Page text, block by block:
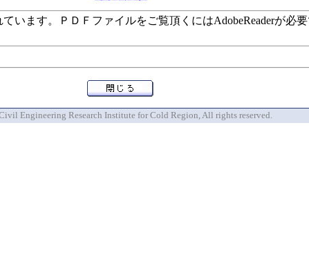
ます。ＰＤＦファイルをご覧頂くにはAdobeReaderが必要
Engineering Research Institute for Cold Region, All rights reserved.